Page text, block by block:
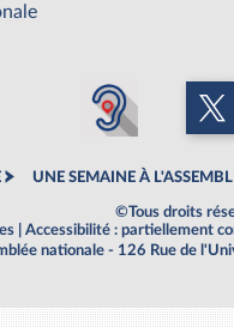
UNE SEMAINE À
©Tous droits
Accessibilité : partiellement
nationale - 126 Rue de